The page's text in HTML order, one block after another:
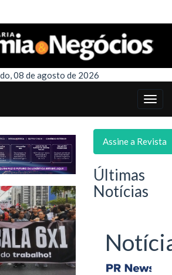
08 de agosto de 2026
Assine a Revista
Últimas
Notícias